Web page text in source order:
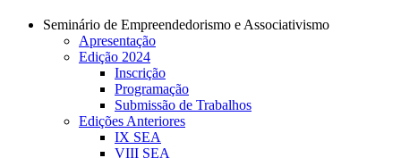
Seminário de Empreendedorismo e Associativismo
Apresentação
Edição 2024
Inscrição
Programação
Submissão de Trabalhos
Edições Anteriores
IX SEA
VIII SEA